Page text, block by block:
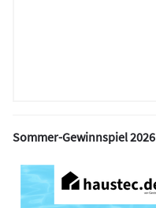
Sommer-Gewinnspiel 2026